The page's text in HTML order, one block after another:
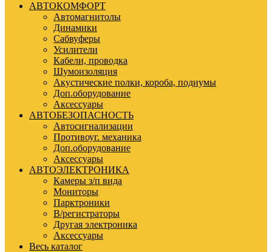
АВТОКОМФОРТ
Автомагнитолы
Динамики
Сабвуферы
Усилители
Кабели, проводка
Шумоизоляция
Акустические полки, короба, подиумы
Доп.оборудование
Аксессуары
АВТОБЕЗОПАСНОСТЬ
Автосигнализации
Противоуг. механика
Доп.оборудование
Аксессуары
АВТОЭЛЕКТРОНИКА
Камеры з/п вида
Мониторы
Парктроники
В/регистраторы
Другая электроника
Аксессуары
Весь каталог